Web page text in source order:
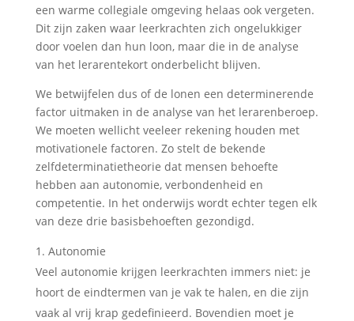
een warme collegiale omgeving helaas ook vergeten.
Dit zijn zaken waar leerkrachten zich ongelukkiger
door voelen dan hun loon, maar die in de analyse
van het lerarentekort onderbelicht blijven.
We betwijfelen dus of de lonen een determinerende
factor uitmaken in de analyse van het lerarenberoep.
We moeten wellicht veeleer rekening houden met
motivationele factoren. Zo stelt de bekende
zelfdeterminatietheorie dat mensen behoefte
hebben aan autonomie, verbondenheid en
competentie. In het onderwijs wordt echter tegen elk
van deze drie basisbehoeften gezondigd.
Autonomie
Veel autonomie krijgen leerkrachten immers niet: je
hoort de eindtermen van je vak te halen, en die zijn
vaak al vrij krap gedefinieerd. Bovendien moet je